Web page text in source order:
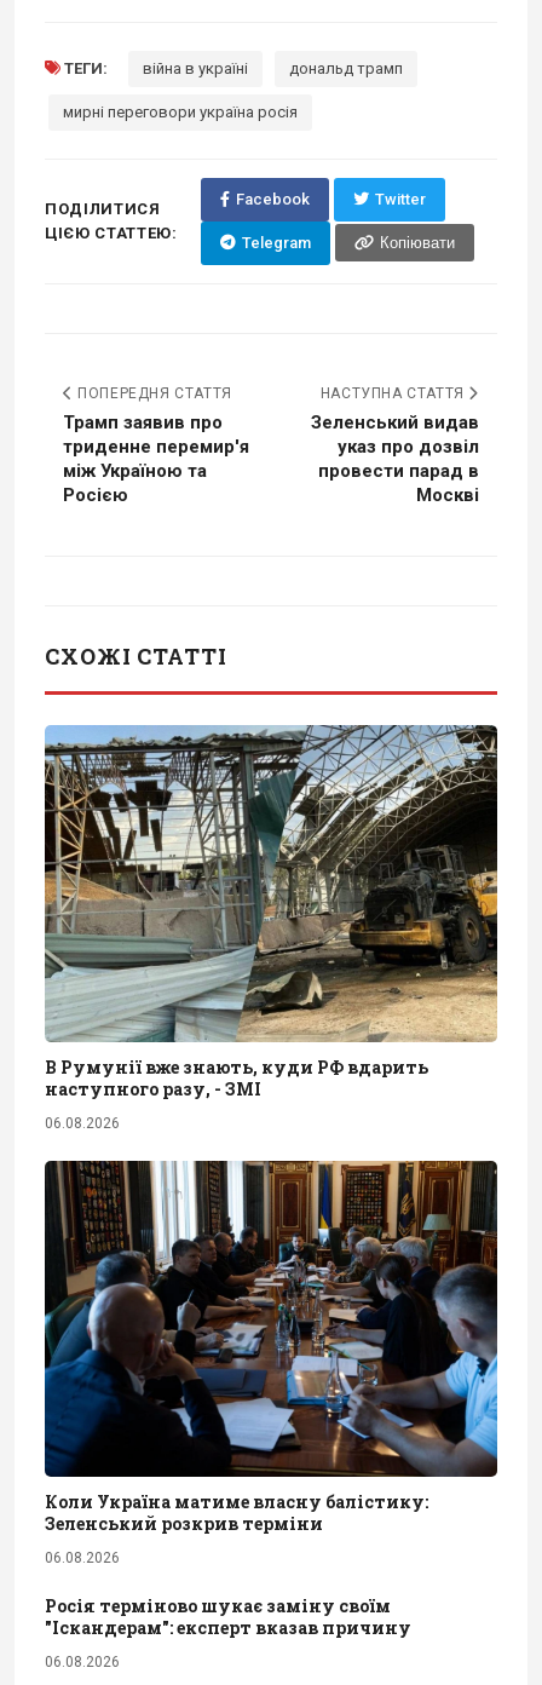
ТЕГИ: війна в україні дональд трамп
мирні переговори україна росія
ПОДІЛИТИСЯ
ЦІЄЮ СТАТТЕЮ:
Facebook Twitter
Telegram Копіювати
ПОПЕРЕДНЯ СТАТТЯ
Трамп заявив про
триденне перемир'я
між Україною та
Росією
НАСТУПНА СТАТТЯ
Зеленський видав
указ про дозвіл
провести парад в
Москві
СХОЖІ СТАТТІ
В Румунії вже знають, куди РФ вдарить
наступного разу, - ЗМІ
06.08.2026
Коли Україна матиме власну балістику:
Зеленський розкрив терміни
06.08.2026
Росія терміново шукає заміну своїм
"Іскандерам": експерт вказав причину
06.08.2026